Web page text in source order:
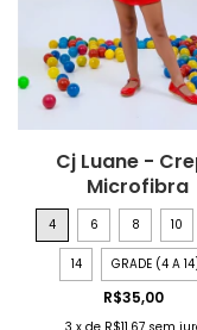
Cj Luane -
Microfibra
4 6 8 10
14 GRADE (4 A
R$35,00